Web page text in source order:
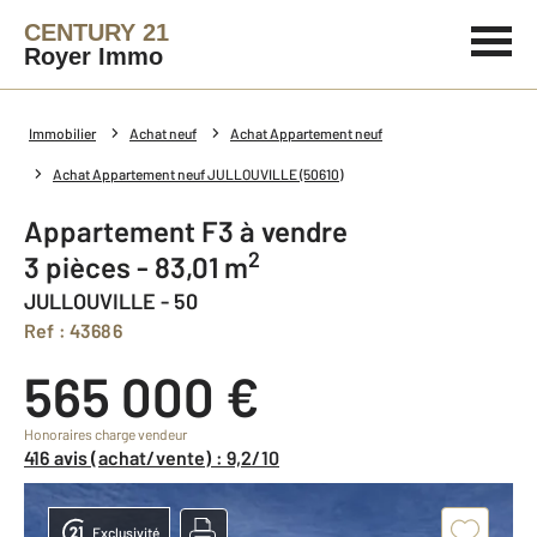
CENTURY 21
Royer Immo
Immobilier Achat neuf Achat Appartement neuf
Achat Appartement neuf JULLOUVILLE (50610)
Appartement F3 à vendre
3 pièces - 83,01 m2
JULLOUVILLE - 50
Ref : 43686
565 000 €
Honoraires charge vendeur
416 avis (achat/vente) : 9,2/10
Exclusivité